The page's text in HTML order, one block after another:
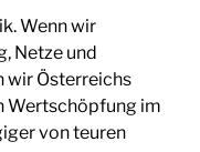
Wenn wir
Netze und
wir Österreichs
Wertschöpfung im
von teuren